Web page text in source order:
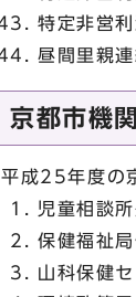
特定非営
昼間里親
京都市機関
平成25年度の
児童相談
保健福祉
山科保健